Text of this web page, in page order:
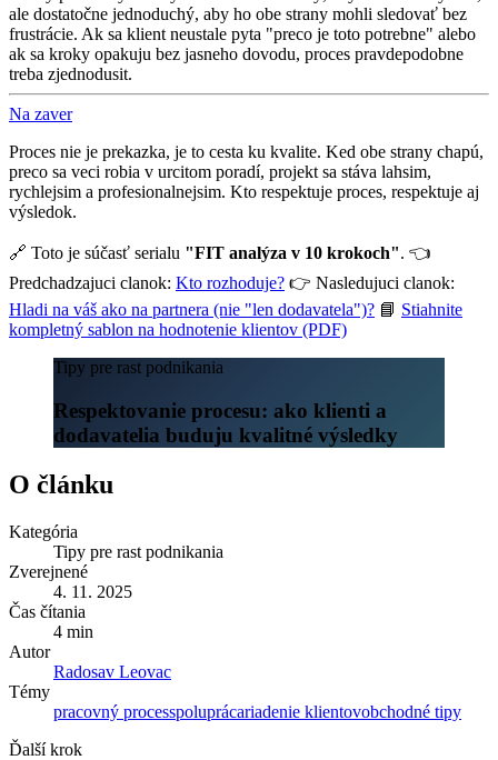
ale dostatočne jednoduchý, aby ho obe strany mohli sledovať bez
frustrácie. Ak sa klient neustale pyta "preco je toto potrebne" alebo
ak sa kroky opakuju bez jasneho dovodu, proces pravdepodobne
treba zjednodusit.
Na zaver
Proces nie je prekazka, je to cesta ku kvalite. Ked obe strany chapú,
preco sa veci robia v urcitom poradí, projekt sa stáva lahsim,
rychlejsim a profesionalnejsim. Kto respektuje proces, respektuje aj
výsledok.
🔗 Toto je súčasť serialu "FIT analýza v 10 krokoch". 👈
Predchadzajuci clanok: Kto rozhoduje? 👉 Nasledujuci clanok:
Hladi na váš ako na partnera (nie "len dodavatela")? 📘 Stiahnite
kompletný sablon na hodnotenie klientov (PDF)
Tipy pre rast podnikania
Respektovanie procesu: ako klienti a
dodavatelia buduju kvalitné výsledky
O článku
Kategória
Tipy pre rast podnikania
Zverejnené
4. 11. 2025
Čas čítania
4 min
Autor
Radosav Leovac
Témy
pracovný processpoluprácariadenie klientovobchodné tipy
Ďalší krok